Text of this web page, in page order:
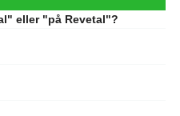
eller "på Revetal"?